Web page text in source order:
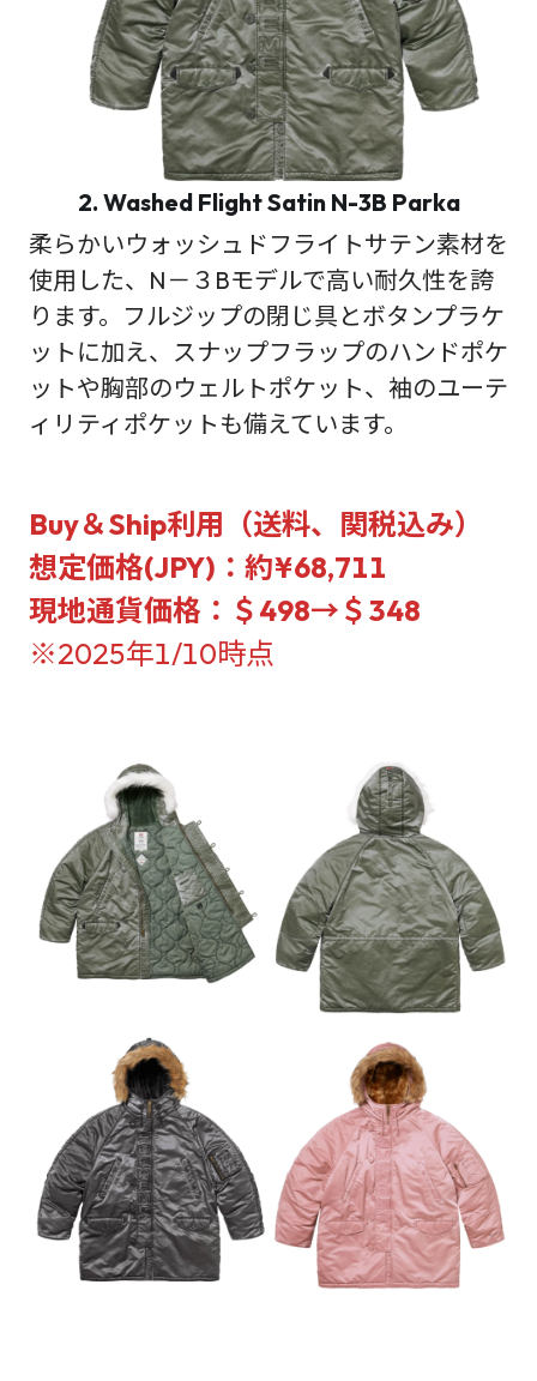
2. Washed Flight Satin N-3B Parka
柔らかいウォッシュドフライトサテン素材を
使用した、N－３Bモデルで高い耐久性を誇
ります。フルジップの閉じ具とボタンプラケ
ットに加え、スナップフラップのハンドポケ
ットや胸部のウェルトポケット、袖のユーテ
ィリティポケットも備えています。
Buy＆Ship利用（送料、関税込み）
想定価格(JPY)：約¥68,711
現地通貨価格：＄498→＄348
※2025年1/10時点